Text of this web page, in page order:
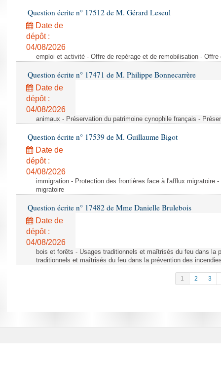
Question écrite n° 17512 de M. Gérard Leseul
Date de
dépôt :
04/08/2026
emploi et activité - Offre de repérage et de remobilisation -
Question écrite n° 17471 de M. Philippe Bonnecarrère
Date de
dépôt :
04/08/2026
animaux - Préservation du patrimoine cynophile français -
Question écrite n° 17539 de M. Guillaume Bigot
Date de
dépôt :
04/08/2026
immigration - Protection des frontières face à l'afflux migratoire
migratoire
Question écrite n° 17482 de Mme Danielle Brulebois
Date de
dépôt :
04/08/2026
bois et forêts - Usages traditionnels et maîtrisés du feu dans la
traditionnels et maîtrisés du feu dans la prévention des
1 2 3